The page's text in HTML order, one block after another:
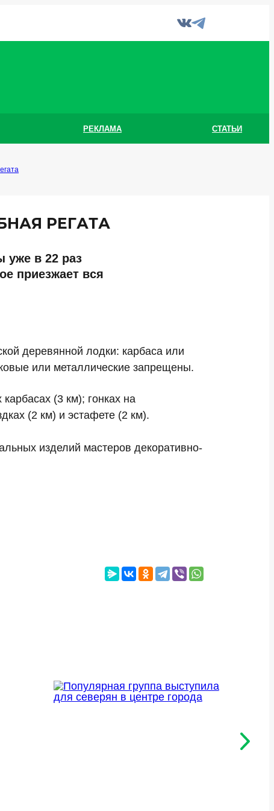
РЕКЛАМА СТАТЬИ
РЕГАТА
уже в 22 раз
приезжает вся
деревянной лодки: карбаса или
или металлические запрещены.
(3 км); гонках на
(2 км) и эстафете (2 км).
изделий мастеров декоративно-